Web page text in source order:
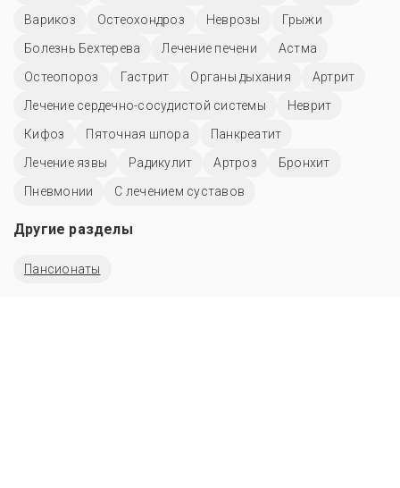
Варикоз
Остеохондроз Неврозы
Грыжи
Болезнь Бехтерева
Лечение печени
Астма
Остеопороз
Гастрит Органы дыхания
Артрит
Лечение сердечно-сосудистой системы
Неврит
Кифоз
Пяточная шпора
Панкреатит
Лечение язвы
Радикулит Артроз
Бронхит
Пневмонии
С лечением суставов
Другие разделы
Пансионаты